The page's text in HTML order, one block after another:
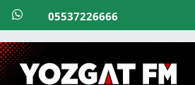
05537226666